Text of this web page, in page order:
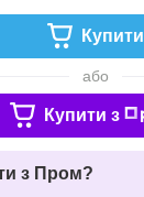
Купити
або
Купити з
з Пром?